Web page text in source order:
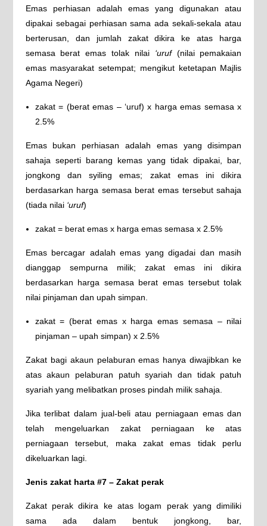
Emas perhiasan adalah emas yang digunakan atau
dipakai sebagai perhiasan sama ada sekali-sekala atau
berterusan, dan jumlah zakat dikira ke atas harga
semasa berat emas tolak nilai ‘uruf(nilai pemakaian
emas masyarakat setempat; mengikut ketetapan Majlis
Agama Negeri)
zakat = (berat emas – ‘uruf) x harga emas semasa x
2.5%
Emas bukan perhiasan adalah emas yang disimpan
sahaja seperti barang kemas yang tidak dipakai, bar,
jongkong dan syiling emas; zakat emas ini dikira
berdasarkan harga semasa berat emas tersebut sahaja
(tiada nilai ‘uruf)
zakat = berat emas x harga emas semasa x 2.5%
Emas bercagar adalah emas yang digadai dan masih
dianggap sempurna milik; zakat emas ini dikira
berdasarkan harga semasa berat emas tersebut tolak
nilai pinjaman dan upah simpan.
zakat = (berat emas x harga emas semasa – nilai
pinjaman – upah simpan) x 2.5%
Zakat bagi akaun pelaburan emas hanya diwajibkan ke
atas akaun pelaburan patuh syariah dan tidak patuh
syariah yang melibatkan proses pindah milik sahaja.
Jika terlibat dalam jual-beli atau perniagaan emas dan
telah mengeluarkan zakat perniagaan ke atas
perniagaan tersebut, maka zakat emas tidak perlu
dikeluarkan lagi.
Jenis zakat harta #7 – Zakat perak
Zakat perak dikira ke atas logam perak yang dimiliki
sama ada dalam bentuk jongkong, bar,